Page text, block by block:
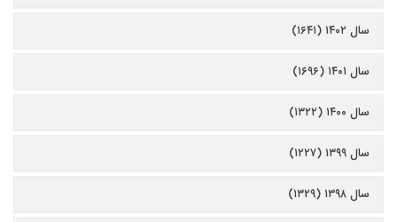
سال ۱۴۰۲ (۱۶۴۱)
سال ۱۴۰۱ (۱۶۹۶)
سال ۱۴۰۰ (۱۳۲۲)
سال ۱۳۹۹ (۱۲۲۷)
سال ۱۳۹۸ (۱۳۲۹)